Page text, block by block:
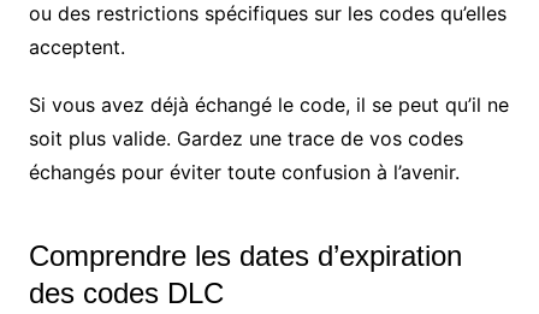
ou des restrictions spécifiques sur les codes qu’elles
acceptent.
Si vous avez déjà échangé le code, il se peut qu’il ne
soit plus valide. Gardez une trace de vos codes
échangés pour éviter toute confusion à l’avenir.
Comprendre les dates d’expiration
des codes DLC